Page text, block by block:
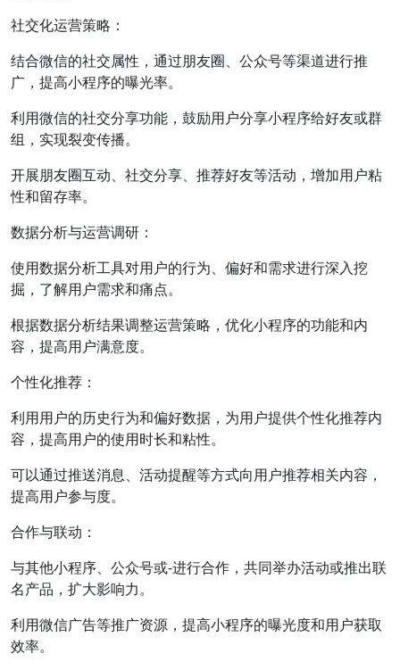
社交化运营策略：
结合微信的社交属性，通过朋友圈、公众号等渠道进行推
广，提高小程序的曝光率。
利用微信的社交分享功能，鼓励用户分享小程序给好友或群
组，实现裂变传播。
开展朋友圈互动、社交分享、推荐好友等活动，增加用户粘
性和留存率。
数据分析与运营调研：
使用数据分析工具对用户的行为、偏好和需求进行深入挖
掘，了解用户需求和痛点。
根据数据分析结果调整运营策略，优化小程序的功能和内
容，提高用户满意度。
个性化推荐：
利用用户的历史行为和偏好数据，为用户提供个性化推荐内
容，提高用户的使用时长和粘性。
可以通过推送消息、活动提醒等方式向用户推荐相关内容，
提高用户参与度。
合作与联动：
与其他小程序、公众号或-进行合作，共同举办活动或推出联
名产品，扩大影响力。
利用微信广告等推广资源，提高小程序的曝光度和用户获取
效率。